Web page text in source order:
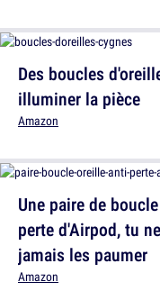
Des boucles
illuminer la pièce
Amazon
Une paire de
perte d'Airpod, tu
jamais les paumer
Amazon